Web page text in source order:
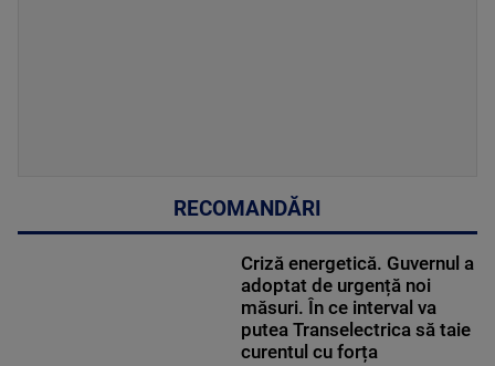
RECOMANDĂRI
Criză energetică. Guvernul a
adoptat de urgență noi
măsuri. În ce interval va
putea Transelectrica să taie
curentul cu forța